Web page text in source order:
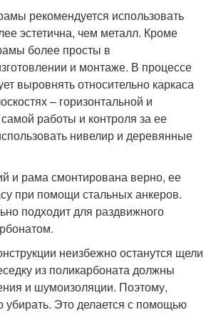
рекомендуется использовать
эстетична, чем металл. Кроме
более просты в
и монтаже. В процессе
выровнять относительно каркаса
– горизонтальной и
работы и контроля за ее
нивелир и деревянные
и рама смонтирована верно, ее
при помощи стальных анкеров.
подходит для раздвижного
неизбежно останутся щели
из поликарбоната должны
и шумоизоляции. Поэтому,
убирать. Это делается с помощью